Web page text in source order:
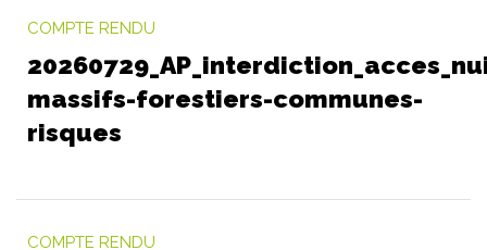
COMPTE RENDU
massifs-forestiers-communes-
risques
COMPTE RENDU